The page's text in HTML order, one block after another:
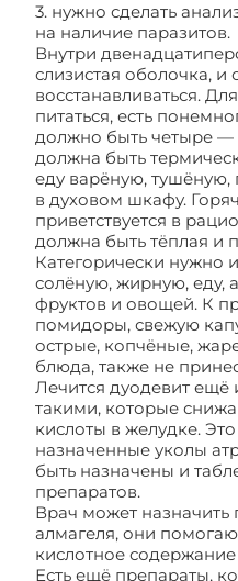
3. нужно сделать
на наличие паразитов.
Внутри
слизистая оболочка, и
восстанавливаться.
питаться, есть
должно быть четыре —
должна быть
еду варёную, тушёную,
в духовом шкафу.
приветствуется в
должна быть тёплая и
Категорически нужно
солёную, жирную, еду,
фруктов и овощей. К
помидоры, свежую
острые, копчёные,
блюда, также не
Лечится дуодевит
такими, которые
кислоты в желудке.
назначенные уколы
быть назначены и
препаратов.
Врач может назначить
алмагеля, они
кислотное
Есть ещё препараты,